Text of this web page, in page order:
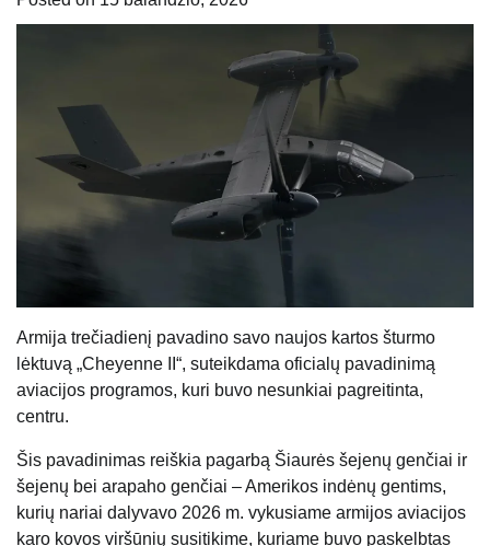
Armija trečiadienį pavadino savo naujos kartos šturmo
lėktuvą „Cheyenne II“, suteikdama oficialų pavadinimą
aviacijos programos, kuri buvo nesunkiai pagreitinta,
centru.
Šis pavadinimas reiškia pagarbą Šiaurės šejenų genčiai ir
šejenų bei arapaho genčiai – Amerikos indėnų gentims,
kurių nariai dalyvavo 2026 m. vykusiame armijos aviacijos
karo kovos viršūnių susitikime, kuriame buvo paskelbtas